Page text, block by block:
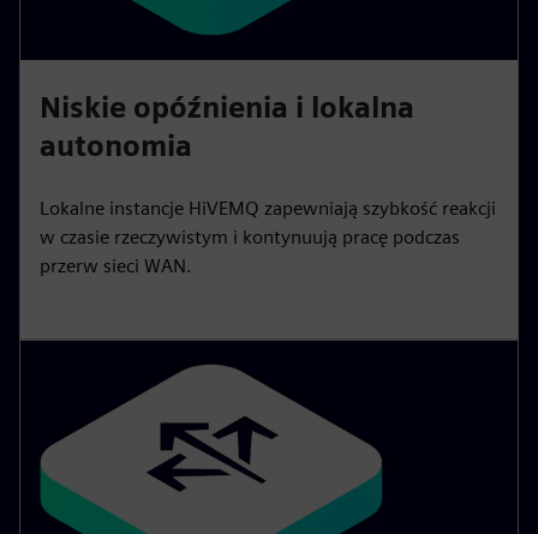
Niskie opóźnienia i lokalna
autonomia
Lokalne instancje HiVEMQ zapewniają szybkość reakcji
w czasie rzeczywistym i kontynuują pracę podczas
przerw sieci WAN.